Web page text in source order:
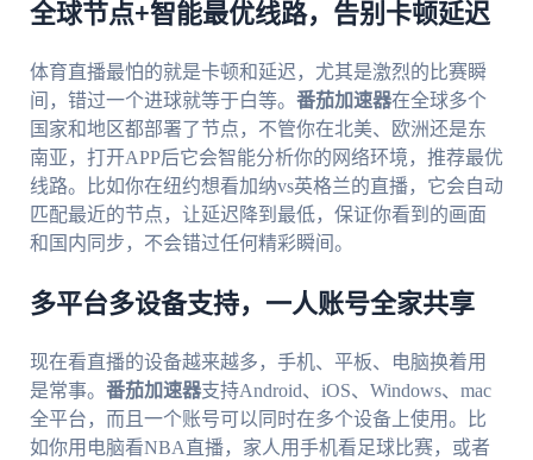
全球节点+智能最优线路，告别卡顿延迟
体育直播最怕的就是卡顿和延迟，尤其是激烈的比赛瞬
间，错过一个进球就等于白等。 番茄加速器在全球多个
国家和地区都部署了节点，不管你在北美、欧洲还是东
南亚，打开APP后它会智能分析你的网络环境，推荐最优
线路。比如你在纽约想看加纳vs英格兰的直播，它会自动
匹配最近的节点，让延迟降到最低，保证你看到的画面
和国内同步，不会错过任何精彩瞬间。
多平台多设备支持，一人账号全家共享
现在看直播的设备越来越多，手机、平板、电脑换着用
是常事。 番茄加速器支持Android、iOS、Windows、mac
全平台，而且一个账号可以同时在多个设备上使用。比
如你用电脑看NBA直播，家人用手机看足球比赛，或者